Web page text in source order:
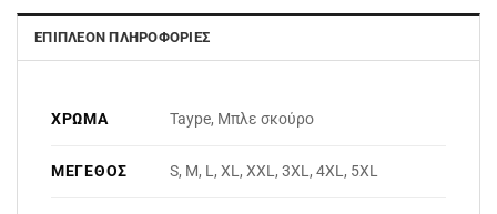
ΕΠΙΠΛΈΟΝ ΠΛΗΡΟΦΟΡΊΕΣ
ΧΡΏΜΑ Taype, Μπλε σκούρο
ΜΈΓΕΘΟΣ S, M, L, XL, XXL, 3XL, 4XL, 5XL